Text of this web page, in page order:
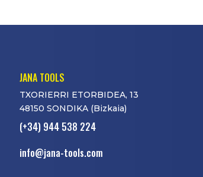
JANA TOOLS
TXORIERRI ETORBIDEA, 13
48150 SONDIKA (Bizkaia)
(+34) 944 538 224
info@jana-tools.com